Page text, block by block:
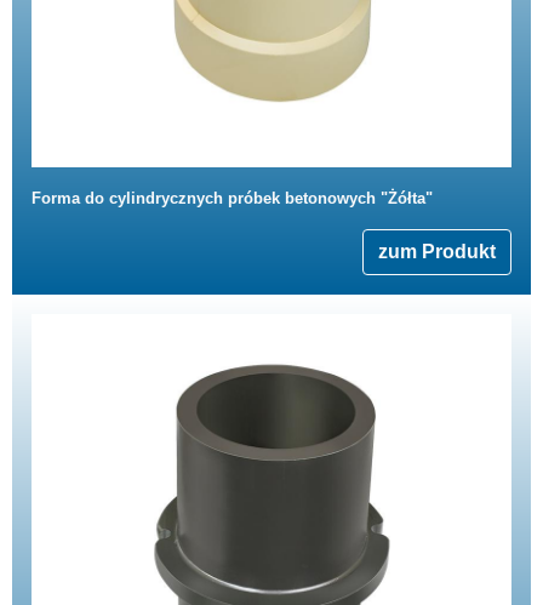
Forma do cylindrycznych próbek betonowych "Żółta"
zum Produkt